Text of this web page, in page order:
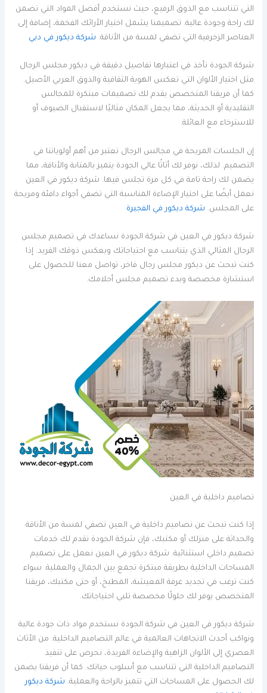
التي تتناسب مع الذوق الرفيع، حيث نستخدم أفضل المواد التي تضمن
لك راحة وجودة عالية. تصميمنا يشمل اختيار الأرائك الفخمة، إضافة إلى
العناصر الزخرفية التي تضفي لمسة من الأناقة. شركة ديكور في دبي
شركة الجودة تأخذ في اعتبارها تفاصيل دقيقة في ديكور مجلس الرجال
مثل اختيار الألوان التي تعكس الهوية الثقافية والذوق العربي الأصيل.
كما أن فريقنا المتخصص يقدم لك تصميمات مبتكرة للمجالس
التقليدية أو الحديثة، مما يجعل المكان مثاليًا لاستقبال الضيوف أو
للاسترخاء مع العائلة.
إن الجلسات المريحة في مجالس الرجال تعتبر من أهم أولوياتنا في
التصميم. لذلك، نوفر لك أثاثًا عالي الجودة يتميز بالمتانة والأناقة، مما
يضمن لك راحة تامة في كل مرة تجلس فيها. شركة ديكور في العين
نعمل أيضًا على اختيار الإضاءة المناسبة التي تضفي أجواء دافئة ومريحة
على المجلس. شركة ديكور في الفجيرة
شركة ديكور في العين في شركة الجودة نساعدك في تصميم مجلس
الرجال المثالي الذي يتناسب مع احتياجاتك ويعكس ذوقك الفريد. إذا
كنت تبحث عن ديكور مجلس رجال فاخر، تواصل معنا للحصول على
استشارة مخصصة وبدء تصميم مجلس أحلامك.
تصاميم داخلية في العين
إذا كنت تبحث عن تصاميم داخلية في العين تضفي لمسة من الأناقة
والحداثة على منزلك أو مكتبك، فإن شركة الجودة تقدم لك خدمات
تصميم داخلي استثنائية. شركة ديكور في العين نعمل على تصميم
المساحات الداخلية بطريقة مبتكرة تجمع بين الجمال والعملية. سواء
كنت ترغب في تجديد غرفة المعيشة، المطبخ، أو حتى مكتبك، فريقنا
المتخصص يوفر لك حلولًا مخصصة تلبي احتياجاتك.
شركة ديكور في العين في شركة الجودة نستخدم مواد ذات جودة عالية
ونواكب أحدث الاتجاهات العالمية في عالم التصاميم الداخلية. من الأثاث
العصري إلى الألوان الزاهية والإضاءة الفريدة، نحرص على تنفيذ
التصاميم الداخلية التي تتناسب مع أسلوب حياتك. كما أن فريقنا يضمن
لك الحصول على المساحات التي تتميز بالراحة والعملية. شركة ديكور